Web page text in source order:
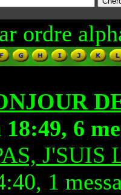
ordre
6
J'SUIS
1